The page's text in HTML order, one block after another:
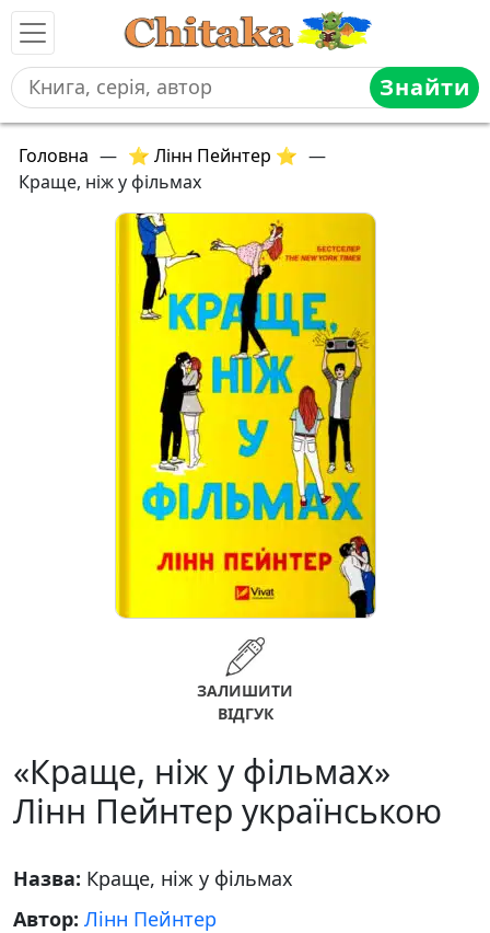
Знайти
Головна — ⭐ Лінн Пейнтер ⭐ —
Краще, ніж у фільмах
ЗАЛИШИТИ
ВІДГУК
«Краще, ніж у фільмах»
Лінн Пейнтер українською
Назва: Краще, ніж у фільмах
Автор: Лінн Пейнтер